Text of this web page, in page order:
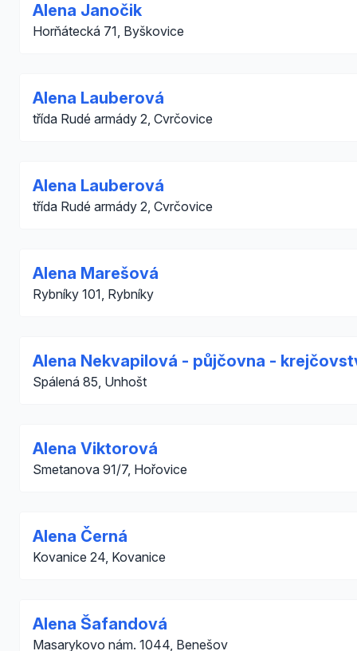
Alena Janočik
Horňátecká 71, Byškovice
Alena Lauberová
třída Rudé armády 2, Cvrčovice
Alena Lauberová
třída Rudé armády 2, Cvrčovice
Alena Marešová
Rybníky 101, Rybníky
Alena Nekvapilová - půjčovna -
Spálená 85, Unhošt
Alena Viktorová
Smetanova 91/7, Hořovice
Alena Černá
Kovanice 24, Kovanice
Alena Šafandová
Masarykovo nám. 1044, Benešov